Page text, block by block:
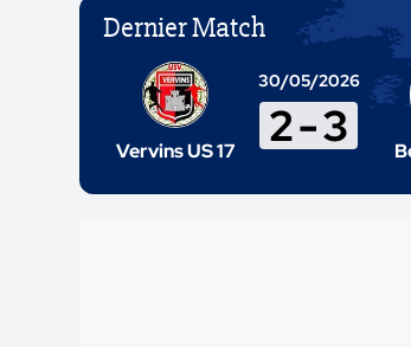
Dernier Match
Vervins US 17
30/05/2026
2-3